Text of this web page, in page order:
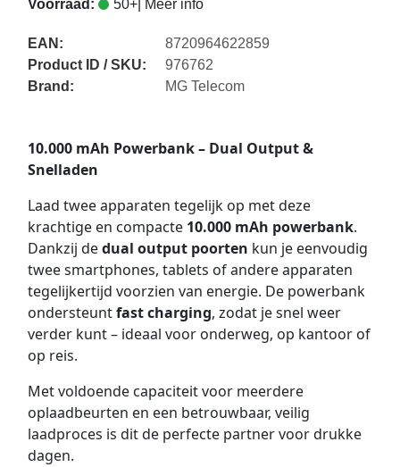
Voorraad: 50+| Meer info
EAN:
8720964622859
Product ID / SKU:
976762
Brand:
MG Telecom
10.000 mAh Powerbank – Dual Output &
Snelladen
Laad twee apparaten tegelijk op met deze
krachtige en compacte 10.000 mAh powerbank.
Dankzij dedual output poorten kun je eenvoudig
twee smartphones, tablets of andere apparaten
tegelijkertijd voorzien van energie. De powerbank
ondersteuntfast charging, zodat je snel weer
verder kunt – ideaal voor onderweg, op kantoor of
op reis.
Met voldoende capaciteit voor meerdere
oplaadbeurten en een betrouwbaar, veilig
laadproces is dit de perfecte partner voor drukke
dagen.